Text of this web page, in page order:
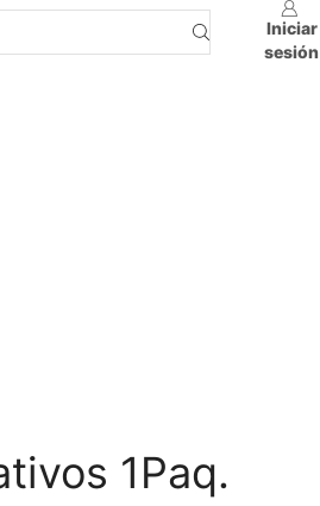
Iniciar
sesión
1Paq.